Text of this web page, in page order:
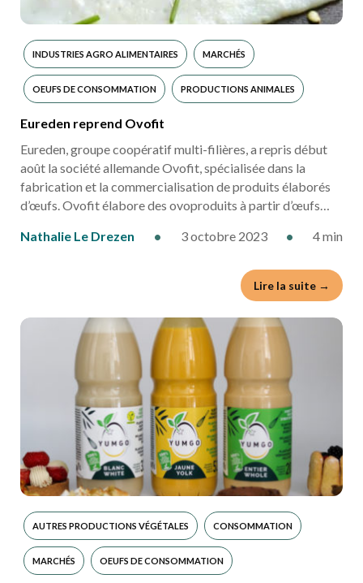
INDUSTRIES AGRO ALIMENTAIRES MARCHÉS
OEUFS DE CONSOMMATION PRODUCTIONS ANIMALES
Eureden reprend Ovofit
Eureden, groupe coopératif multi-filières, a repris début
août la société allemande Ovofit, spécialisée dans la
fabrication et la commercialisation de produits élaborés
d’œufs. Ovofit élabore des ovoproduits à partir d’œufs…
Nathalie Le Drezen
• 3 octobre 2023 • 4 min
Lire la suite →
AUTRES PRODUCTIONS VÉGÉTALES CONSOMMATION
MARCHÉS OEUFS DE CONSOMMATION